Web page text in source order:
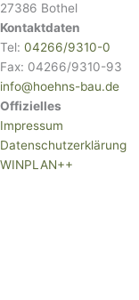
27386 Bothel
Kontaktdaten
Tel: 04266/9310-0
Fax: 04266/9310-93
info@hoehns-bau.de
Offizielles
Impressum
Datenschutzerklärung
WINPLAN++